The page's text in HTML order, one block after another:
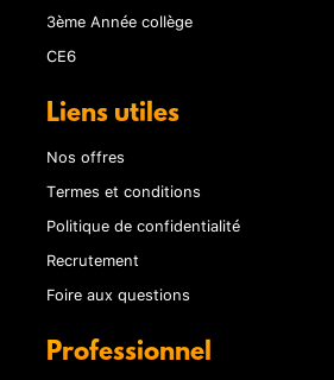
3ème Année collège
CE6
Liens utiles
Nos offres
Termes et conditions
Politique de confidentialité
Recrutement
Foire aux questions
Professionnel